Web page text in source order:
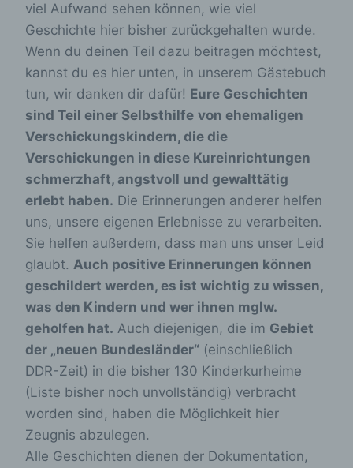
viel Aufwand sehen können, wie viel
Geschichte hier bisher zurückgehalten wurde.
Wenn du deinen Teil dazu beitragen möchtest,
kannst du es hier unten, in unserem Gästebuch
tun, wir danken dir dafür! Eure Geschichten
sind Teil einer Selbsthilfe von ehemaligen
Verschickungskindern, die die
Verschickungen in diese Kureinrichtungen
schmerzhaft, angstvoll und gewalttätig
erlebt haben. Die Erinnerungen anderer helfen
uns, unsere eigenen Erlebnisse zu verarbeiten.
Sie helfen außerdem, dass man uns unser Leid
glaubt. Auch positive Erinnerungen können
geschildert werden, es ist wichtig zu wissen,
was den Kindern und wer ihnen mglw.
geholfen hat. Auch diejenigen, die im Gebiet
der „neuen Bundesländer“ (einschließlich
DDR-Zeit) in die bisher 130 Kinderkurheime
(Liste bisher noch unvollständig) verbracht
worden sind, haben die Möglichkeit hier
Zeugnis abzulegen.
Alle Geschichten dienen der Dokumentation,